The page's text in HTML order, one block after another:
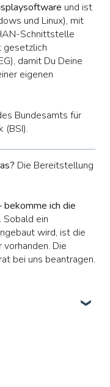
und ist
und Linux), mit
Schnittstelle
gesetzlich
damit Du Deine
eigenen
Bundesamts für
(BSI).
Die Bereitstellung
bekomme ich die
Sobald ein
wird, ist die
Die
bei uns beantragen.